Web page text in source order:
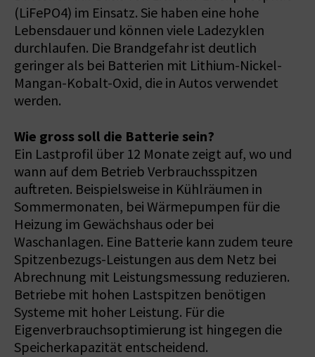
(LiFePO4) im Einsatz. Sie haben eine hohe
Lebensdauer und können viele Ladezyklen
durchlaufen. Die Brandgefahr ist deutlich
geringer als bei Batterien mit Lithium-Nickel-
Mangan-Kobalt-Oxid, die in Autos verwendet
werden.
Wie gross soll die Batterie sein?
Ein Lastprofil über 12 Monate zeigt auf, wo und
wann auf dem Betrieb Verbrauchsspitzen
auftreten. Beispielsweise in Kühlräumen in
Sommermonaten, bei Wärmepumpen für die
Heizung im Gewächshaus oder bei
Waschanlagen. Eine Batterie kann zudem teure
Spitzenbezugs-Leistungen aus dem Netz bei
Abrechnung mit Leistungsmessung reduzieren.
Betriebe mit hohen Lastspitzen benötigen
Systeme mit hoher Leistung. Für die
Eigenverbrauchs­optimierung ist hingegen die
Speicherkapazität entscheidend.